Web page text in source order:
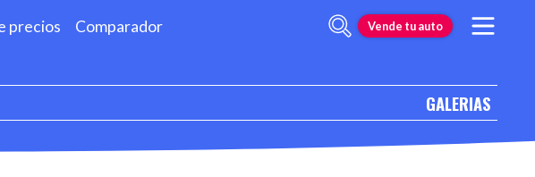
precios Comparador Vende tu auto
GALERIAS